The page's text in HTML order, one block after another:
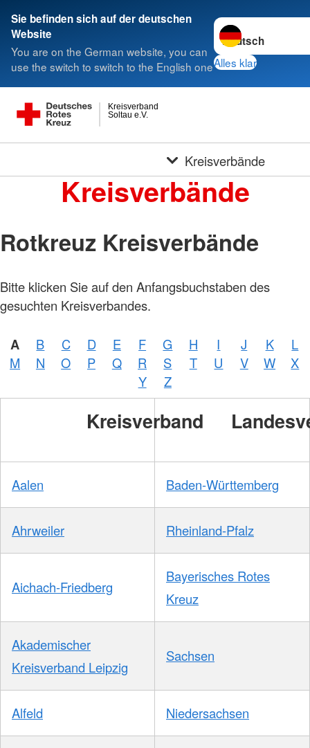
Sie befinden sich auf der deutschen
Website
You are on the German website, you can
use the switch to switch to the English one
Sprache wechseln
Alles klar
Soltau e.V.
Kreisverband
Kreisverbände
Kreisverbände
Rotkreuz Kreisverbände
Bitte klicken Sie auf den Anfangsbuchstaben des
gesuchten Kreisverbandes.
A B C D E F G H I J K
L
M
N O P Q R S T U V W
X
Y
Z
Kreisverband
Aalen Baden-Württemberg
Ahrweiler Rheinland-Pfalz
Aichach-Friedberg
Bayerisches Rotes
Kreuz
Akademischer
Kreisverband Leipzig
Sachsen
Alfeld Niedersachsen